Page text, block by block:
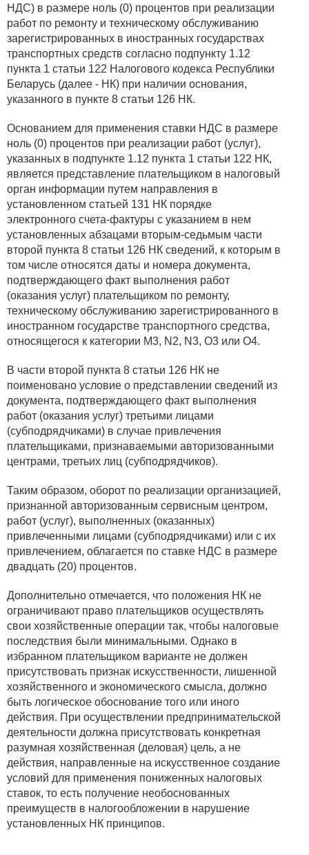
НДС) в размере ноль (0) процентов при реализации
работ по ремонту и техническому обслуживанию
зарегистрированных в иностранных государствах
транспортных средств согласно подпункту 1.12
пункта 1 статьи 122 Налогового кодекса Республики
Беларусь (далее - НК) при наличии основания,
указанного в пункте 8 статьи 126 НК.
Основанием для применения ставки НДС в размере
ноль (0) процентов при реализации работ (услуг),
указанных в подпункте 1.12 пункта 1 статьи 122 НК,
является представление плательщиком в налоговый
орган информации путем направления в
установленном статьей 131 НК порядке
электронного счета-фактуры с указанием в нем
установленных абзацами вторым-седьмым части
второй пункта 8 статьи 126 НК сведений, к которым в
том числе относятся даты и номера документа,
подтверждающего факт выполнения работ
(оказания услуг) плательщиком по ремонту,
техническому обслуживанию зарегистрированного в
иностранном государстве транспортного средства,
относящегося к категории M3, N2, N3, O3 или O4.
В части второй пункта 8 статьи 126 НК не
поименовано условие о представлении сведений из
документа, подтверждающего факт выполнения
работ (оказания услуг) третьими лицами
(субподрядчиками) в случае привлечения
плательщиками, признаваемыми авторизованными
центрами, третьих лиц (субподрядчиков).
Таким образом, оборот по реализации организацией,
признанной авторизованным сервисным центром,
работ (услуг), выполненных (оказанных)
привлеченными лицами (субподрядчиками) или с их
привлечением, облагается по ставке НДС в размере
двадцать (20) процентов.
Дополнительно отмечается, что положения НК не
ограничивают право плательщиков осуществлять
свои хозяйственные операции так, чтобы налоговые
последствия были минимальными. Однако в
избранном плательщиком варианте не должен
присутствовать признак искусственности, лишенной
хозяйственного и экономического смысла, должно
быть логическое обоснование того или иного
действия. При осуществлении предпринимательской
деятельности должна присутствовать конкретная
разумная хозяйственная (деловая) цель, а не
действия, направленные на искусственное создание
условий для применения пониженных налоговых
ставок, то есть получение необоснованных
преимуществ в налогообложении в нарушение
установленных НК принципов.